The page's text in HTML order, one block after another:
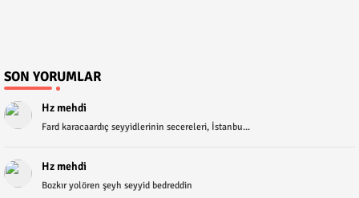
SON YORUMLAR
Hz mehdi
Fard karacaardıç seyyidlerinin secereleri, İstanbu...
Hz mehdi
Bozkır yolören şeyh seyyid bedreddin